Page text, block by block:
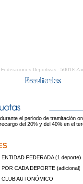
Deportivas - 50018
el periodo de tramitación
del 20% y del 40% en el
ENTIDAD FEDERADA (1 deporte)
POR CADA DEPORTE (adicional)
CLUB AUTONÓMICO